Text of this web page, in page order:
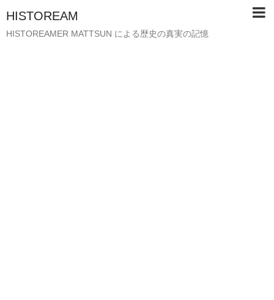
HISTOREAM
HISTOREAMER MATTSUN による歴史の真実の記憶